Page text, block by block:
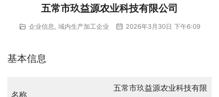
五常市玖益源农业科技有限公司
企业信息 域内生产加工企业 2026年3月30日 下午6:09
基本信息
名称
五常市玖益源农业科技有限